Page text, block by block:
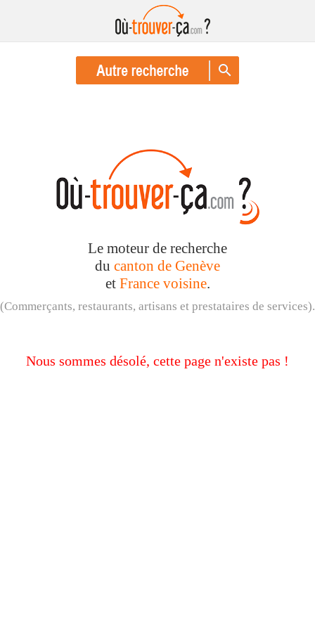
Le moteur de recherche
du canton de Genève
et France voisine.
(Commerçants, restaurants, artisans et prestataires de services).
Nous sommes désolé, cette page n'existe pas !